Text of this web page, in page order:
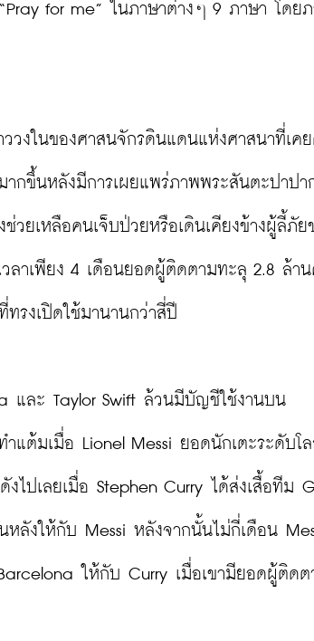
for me” ในภาษาต่างๆ 9 ภาษา โดย
ววงในของศาสนจักรดินแดนแห่งศาสนาที่เค
ากขึ้นหลังมีการเผยแพร่ภาพพระสันตะปาปา
วยเหลือคนเจ็บป่วยหรือเดินเคียงข้างผู้ลี้ภัย
ลาเพียง 4 เดือนยอดผู้ติดตามทะลุ 2.8 ล้า
รงเปิดใช้มานานกว่าสี่ปี
และ Taylor Swift ล้วนมีบัญชีใช้งานบน
แต้มเมื่อ Lionel Messi ยอดนักเตะระดับโ
ปเลยเมื่อ Stephen Curry ได้ส่งเสื้อทีม
ลังให้กับ Messi หลังจากนั้นไม่กี่เดือน
ให้กับ Curry เมื่อเขามียอดผู้ติดต